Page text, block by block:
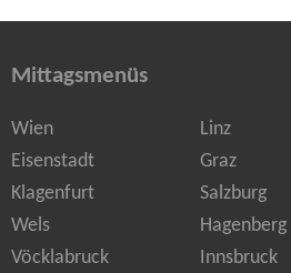
Mittagsmenüs
Wien
Linz
Eisenstadt
Graz
Klagenfurt
Salzburg
Wels
Hagenberg
Vöcklabruck
Innsbruck